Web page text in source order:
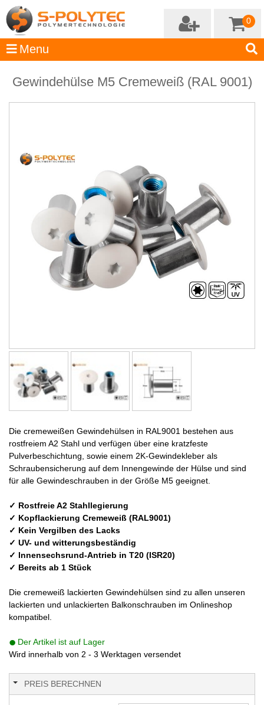
0
Gewindehülse M5 Cremeweiß (RAL 9001)
Die cremeweißen Gewindehülsen in RAL9001 bestehen aus
rostfreiem A2 Stahl und verfügen über eine kratzfeste
Pulverbeschichtung, sowie einem 2K-Gewindekleber als
Schraubensicherung auf dem Innengewinde der Hülse und sind
für alle Gewindeschrauben in der Größe M5 geeignet.
✓ Rostfreie A2 Stahllegierung
✓ Kopflackierung Cremeweiß (RAL9001)
✓ Kein Vergilben des Lacks
✓ UV- und witterungsbeständig
✓ Innensechsrund-Antrieb in T20 (ISR20)
✓ Bereits ab 1 Stück
Die cremeweiß lackierten Gewindehülsen sind zu allen unseren
lackierten und unlackierten Balkonschrauben im Onlineshop
kompatibel.
Der Artikel ist auf Lager
Wird innerhalb von 2 - 3 Werktagen versendet
PREIS BERECHNEN